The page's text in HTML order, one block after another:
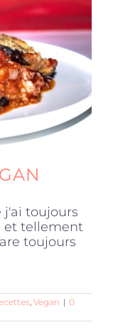
j'ai toujours
et tellement
toujours
Vegan | 0